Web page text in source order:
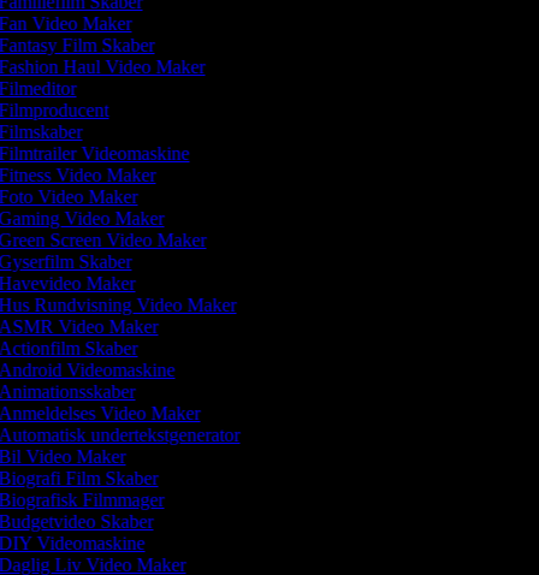
Video Maker
Film Skaber
Haul Video Maker
Videomaskine
Video Maker
Video Maker
Video Maker
Screen Video Maker
Skaber
Maker
Rundvisning Video Maker
Video Maker
Skaber
Videomaskine
Video Maker
undertekstgenerator
Video Maker
Film Skaber
Filmmager
Skaber
Videomaskine
Liv Video Maker